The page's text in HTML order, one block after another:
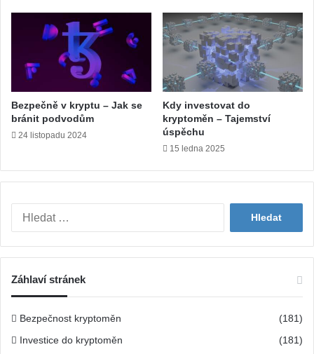
Bezpečně v kryptu – Jak se
bránit podvodům
24 listopadu 2024
Kdy investovat do
kryptoměn – Tajemství
úspěchu
15 ledna 2025
á
Záhlaví stránek
Bezpečnost kryptoměn (181)
Investice do kryptoměn (181)